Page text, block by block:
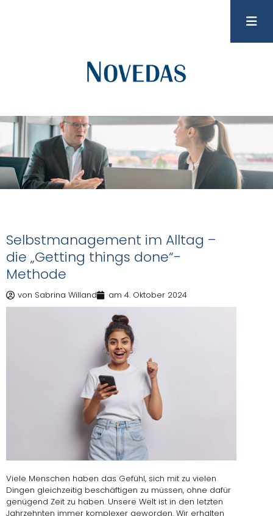
Selbstmanagement im Alltag –
die „Getting things done“-
Methode
von Sabrina Willand am 4. Oktober 2024
Viele Menschen haben das Gefühl, sich mit zu vielen
Dingen gleichzeitig beschäftigen zu müssen, ohne dafür
genügend Zeit zu haben. Unsere Welt ist in den letzten
Jahrzehnten immer komplexer geworden. Wir erhalten